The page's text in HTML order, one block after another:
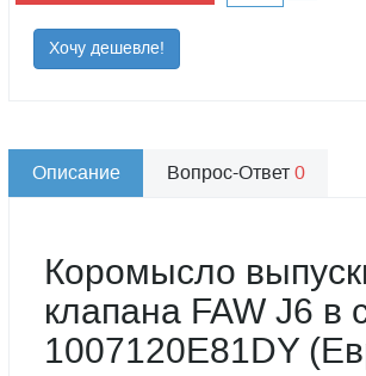
Хочу дешевле!
Описание Вопрос-Ответ0
Коромысло
клапана FAW J6 в
1007120E81DY